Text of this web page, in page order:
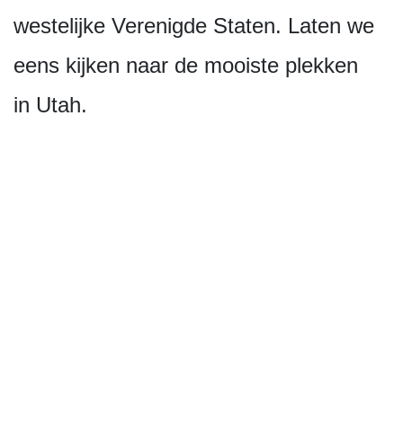
westelijke Verenigde Staten. Laten we
eens kijken naar de mooiste plekken
in Utah.